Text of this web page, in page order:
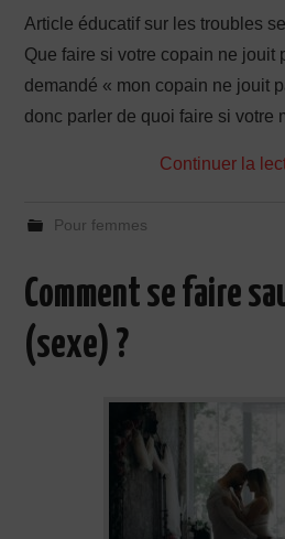
Article éducatif sur les troubles
Que faire si votre copain ne jouit
demandé « mon copain ne jouit
donc parler de quoi faire si votre
Continuer la
Pour femmes
Comment se faire
(sexe) ?